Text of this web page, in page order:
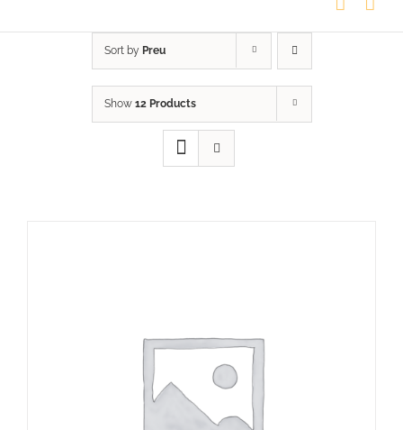
Sort by Preu
Show 12 Products